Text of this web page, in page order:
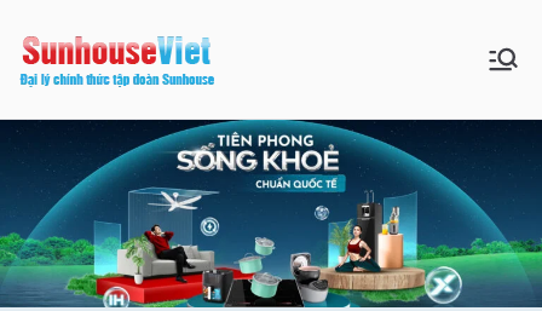
tới
nội
dung
Đồ gia dụng|
Điện gia
dụng|Nhà
Bán buôn bán lẻ hàng Sunhouse
Hà Nội